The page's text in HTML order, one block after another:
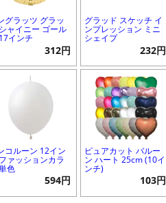
グラッツ グラッ
ャイニー ゴール
インチ
312円
グラッド スケッチ イ
ンプレッション ミニ
シェイプ
232円
コルーン 12イン
ァッションカラ
色
594円
ピュアカット バルー
ン ハート 25cm (10イ
ンチ)
103円